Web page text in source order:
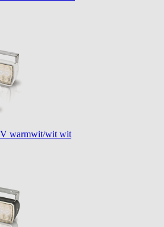
warmwit/wit wit